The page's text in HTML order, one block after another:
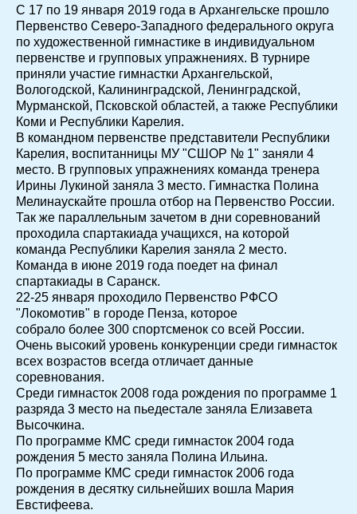
С 17 по 19 января 2019 года в Архангельске прошло
Первенство Северо-Западного федерального округа
по художественной гимнастике в индивидуальном
первенстве и групповых упражнениях. В турнире
приняли участие гимнастки Архангельской,
Вологодской, Калининградской, Ленинградской,
Мурманской, Псковской областей, а также Республики
Коми и Республики Карелия.
В командном первенстве представители Республики
Карелия, воспитанницы МУ "СШОР № 1" заняли 4
место. В групповых упражнениях команда тренера
Ирины Лукиной заняла 3 место. Гимнастка Полина
Мелинаускайте прошла отбор на Первенство России.
Так же параллельным зачетом в дни соревнований
проходила спартакиада учащихся, на которой
команда Республики Карелия заняла 2 место.
Команда в июне 2019 года поедет на финал
спартакиады в Саранск.
22-25 января проходило Первенство РФСО
"Локомотив" в городе Пенза, которое
собрало более 300 спортсменок со всей России.
Очень высокий уровень конкуренции среди гимнасток
всех возрастов всегда отличает данные
соревнования.
Среди гимнасток 2008 года рождения по программе 1
разряда 3 место на пьедестале заняла Елизавета
Высочкина.
По программе КМС среди гимнасток 2004 года
рождения 5 место заняла Полина Ильина.
По программе КМС среди гимнасток 2006 года
рождения в десятку сильнейших вошла Мария
Евстифеева.